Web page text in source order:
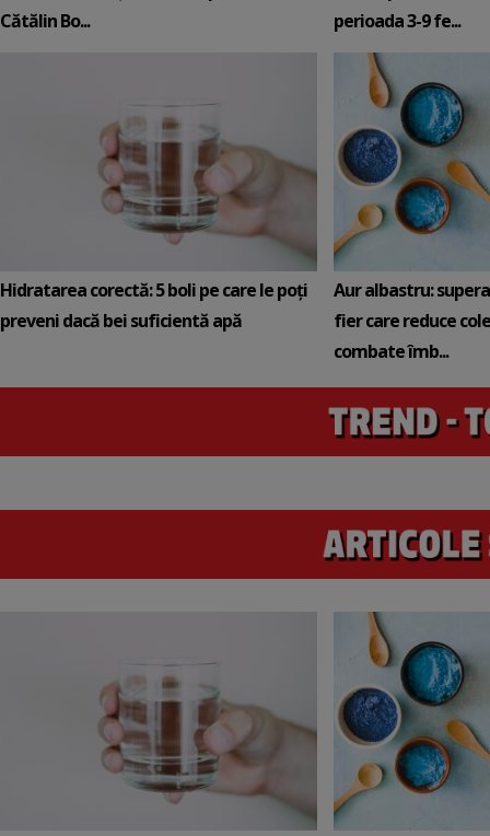
Cătălin Bo...
perioada 3-9 fe...
Hidratarea corectă: 5 boli pe care le poți
preveni dacă bei suficientă apă
Aur albastru:
fier care reduce
combate îmb...